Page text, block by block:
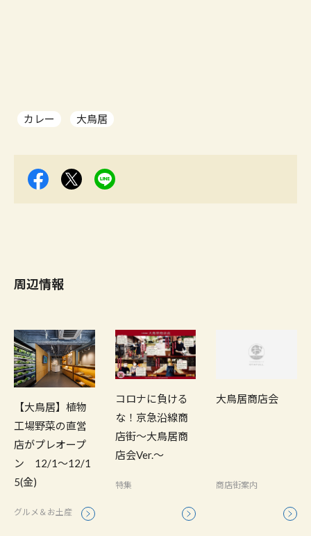
カレー 大鳥居
周辺情報
【大鳥居】植物
工場野菜の直営
店がプレオープ
ン 12/1～12/1
5(金)
グルメ＆お土産
コロナに負ける
な！京急沿線商
店街～大鳥居商
店会Ver.～
特集
大鳥居商店会
商店街案内